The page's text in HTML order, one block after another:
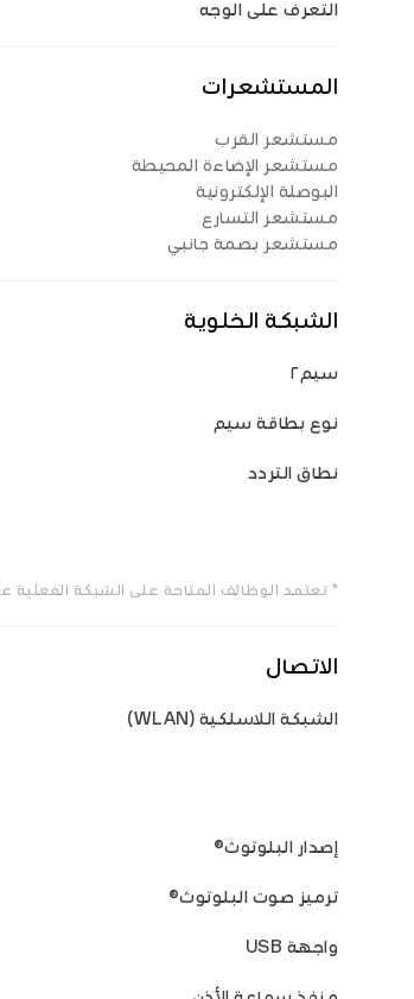
التعرف على الوجه
المستشعرات
مستشعر القرب
مستشعر الإضاءة المحيطة
البوصلة الإلكترونية
مستشعر التسارع
مستشعر بصمة جانبي
الشبكة الخلوية
سيم٢
نوع بطاقة سيم
نطاق التردد
* تعتمد الوظائف المتاحة على الشبكة
الاتصال
الشبكة اللاسلكية (WLAN)
إصدار البلوتوث®
ترميز صوت البلوتوث®
واجهة USB